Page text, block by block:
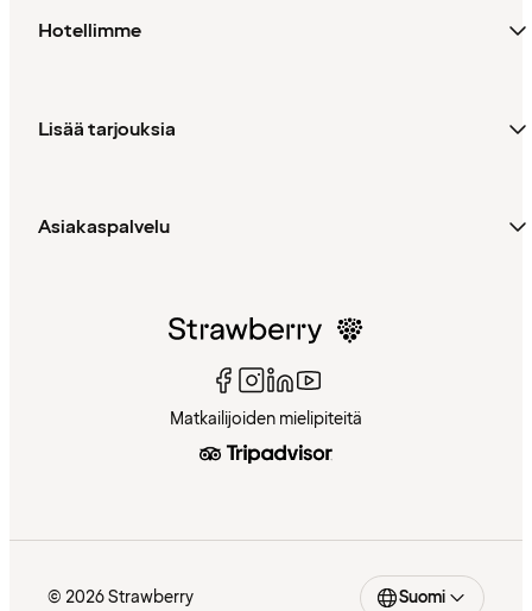
Hotellimme
Lisää tarjouksia
Asiakaspalvelu
Matkailijoiden mielipiteitä
© 2026 Strawberry Suomi